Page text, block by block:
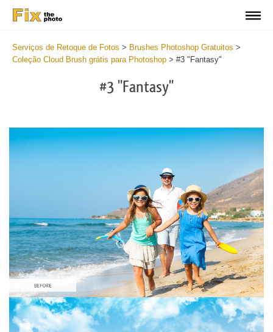
Serviços de Retoque de Fotos > Brushes Photoshop Gratuitos >
Coleção Cloud Brush grátis para Photoshop > #3 "Fantasy"
#3 "Fantasy"
Por favor selecione
Free Ps Brush #3